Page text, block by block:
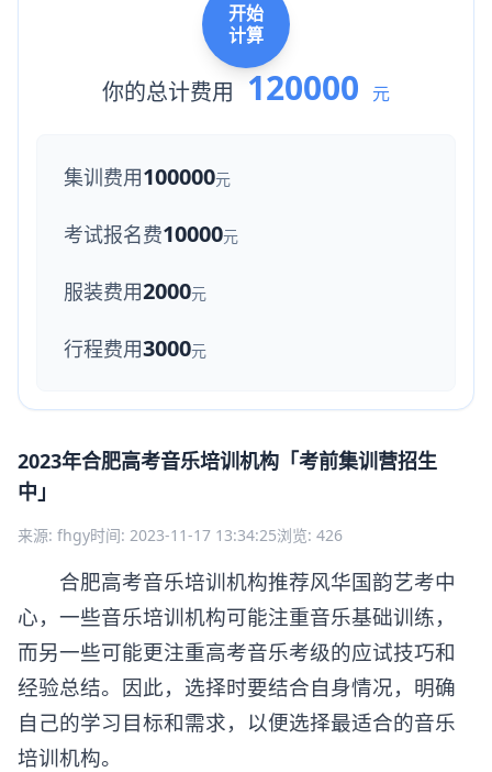
开始
计算
你的总计费用 120000 元
集训费用100000元
考试报名费10000元
服装费用2000元
行程费用3000元
2023年合肥高考音乐培训机构「考前集训营招生
中」
来源: fhgy时间: 2023-11-17 13:34:25浏览: 426
合肥高考音乐培训机构推荐风华国韵艺考中
心，一些音乐培训机构可能注重音乐基础训练，
而另一些可能更注重高考音乐考级的应试技巧和
经验总结。因此，选择时要结合自身情况，明确
自己的学习目标和需求，以便选择最适合的音乐
培训机构。